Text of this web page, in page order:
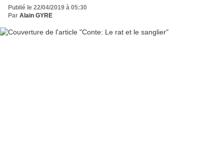
Publié le 22/04/2019 à 05:30
Par Alain GYRE